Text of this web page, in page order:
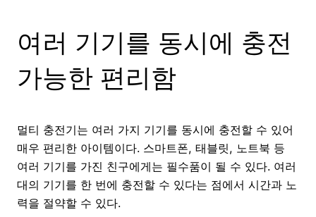
여러 기기를 동시에 충전
가능한 편리함
멀티 충전기는 여러 가지 기기를 동시에 충전할 수 있어
매우 편리한 아이템이다. 스마트폰, 태블릿, 노트북 등
여러 기기를 가진 친구에게는 필수품이 될 수 있다. 여러
대의 기기를 한 번에 충전할 수 있다는 점에서 시간과 노
력을 절약할 수 있다.